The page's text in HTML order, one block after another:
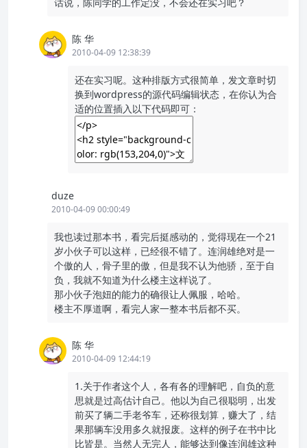
话说，陈同学的工作定没，不会还在实习吧？
陈 华
2010-04-09 12:38:39
还在实习呢。这种排版方式很简单，发文章时切
换到wordpress的源代码编辑状态，在你认为合
适的位置插入以下代码即可：
duze
2010-04-09 00:00:49
我也读过那本书，看完后挺感动的，觉得现在一个21
岁小伙子可以这样，已经很不错了。连润雄绝对是一
个傲的人，骨子里的傲，但是我不认为他骄，至于自
负，我就不知道为什么楼主这样说了。
那小伙子泡妞的能力的确很让人佩服，哈哈。
楼主不厚道啊，看完人家一整本书后都不买。
陈 华
2010-04-09 12:44:19
1.关于作者这个人，各有各的理解吧，自负的意
思就是过高估计自己。他以为自己很聪明，出发
前买了辆二手老爷车，还称很划算，赚大了，结
果那辆车没用多久就报废。这样的例子在书中比
比皆是。当然人无完人，能够达到像连润雄这种